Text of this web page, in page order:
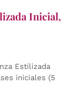
Inicial,
Estilizada
iniciales (5